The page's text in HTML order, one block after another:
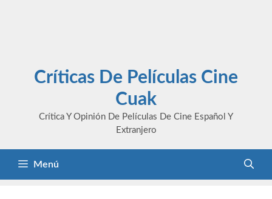
Críticas De Películas Cine
Cuak
Crítica Y Opinión De Películas De Cine Español Y
Extranjero
Menú